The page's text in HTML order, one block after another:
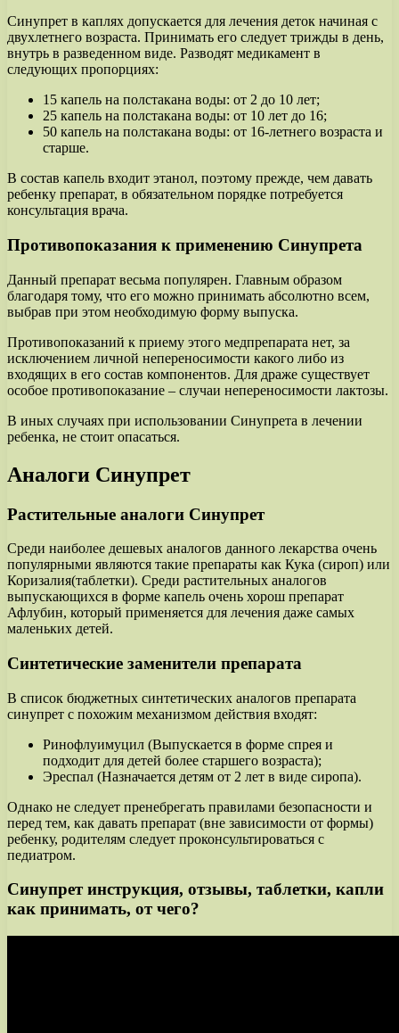
Синупрет в каплях допускается для лечения деток начиная с
двухлетнего возраста. Принимать его следует трижды в день,
внутрь в разведенном виде. Разводят медикамент в
следующих пропорциях:
15 капель на полстакана воды: от 2 до 10 лет;
25 капель на полстакана воды: от 10 лет до 16;
50 капель на полстакана воды: от 16-летнего возраста и
старше.
В состав капель входит этанол, поэтому прежде, чем давать
ребенку препарат, в обязательном порядке потребуется
консультация врача.
Противопоказания к применению Синупрета
Данный препарат весьма популярен. Главным образом
благодаря тому, что его можно принимать абсолютно всем,
выбрав при этом необходимую форму выпуска.
Противопоказаний к приему этого медпрепарата нет, за
исключением личной непереносимости какого либо из
входящих в его состав компонентов. Для драже существует
особое противопоказание – случаи непереносимости лактозы.
В иных случаях при использовании Синупрета в лечении
ребенка, не стоит опасаться.
Аналоги Синупрет
Растительные аналоги Синупрет
Среди наиболее дешевых аналогов данного лекарства очень
популярными являются такие препараты как Кука (сироп) или
Коризалия(таблетки). Среди растительных аналогов
выпускающихся в форме капель очень хорош препарат
Афлубин, который применяется для лечения даже самых
маленьких детей.
Синтетические заменители препарата
В список бюджетных синтетических аналогов препарата
синупрет с похожим механизмом действия входят:
Ринофлуимуцил (Выпускается в форме спрея и
подходит для детей более старшего возраста);
Эреспал (Назначается детям от 2 лет в виде сиропа).
Однако не следует пренебрегать правилами безопасности и
перед тем, как давать препарат (вне зависимости от формы)
ребенку, родителям следует проконсультироваться с
педиатром.
Синупрет инструкция, отзывы, таблетки, капли
как принимать, от чего?